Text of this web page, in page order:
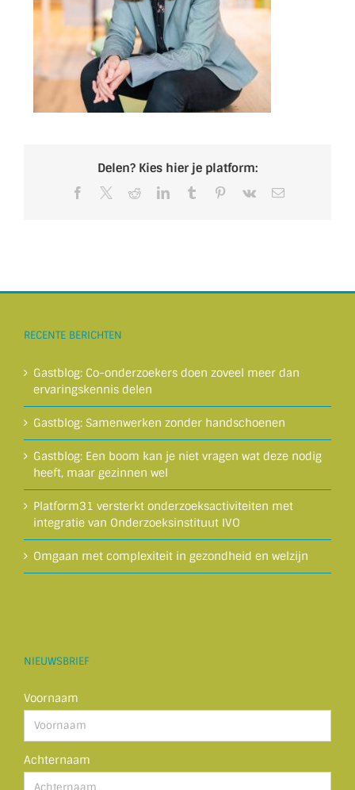
Delen? Kies hier je platform:
Facebook RedditLinkedInTumblr Pinterest
Vk
E-
RECENTE BERICHTEN
Gastblog: Co-onderzoekers doen zoveel meer dan
ervaringskennis delen
Gastblog: Samenwerken zonder handschoenen
Gastblog: Een boom kan je niet vragen wat deze nodig
heeft, maar gezinnen wel
Platform31 versterkt onderzoeksactiviteiten met
integratie van Onderzoeksinstituut IVO
Omgaan met complexiteit in gezondheid en welzijn
NIEUWSBRIEF
Voornaam
Achternaam